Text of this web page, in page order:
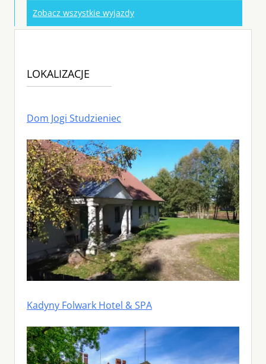
Zobacz wszystkie wyjazdy
LOKALIZACJE
Dom Jogi Studzieniec
Kadyny Folwark Hotel & SPA